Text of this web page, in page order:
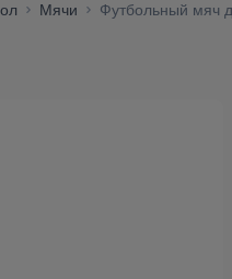
Мячи Футбольный мяч